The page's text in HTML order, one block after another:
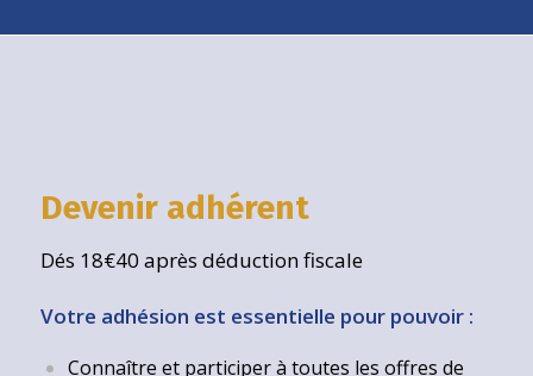
Devenir adhérent
Dés 18€40 après déduction fiscale
Votre adhésion est essentielle pour pouvoir :
Connaître et participer à toutes les offres de